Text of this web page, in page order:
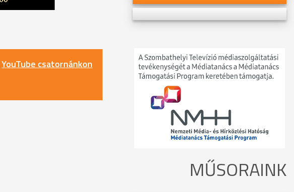
YouTube csatornánkon
MŰSORAINK